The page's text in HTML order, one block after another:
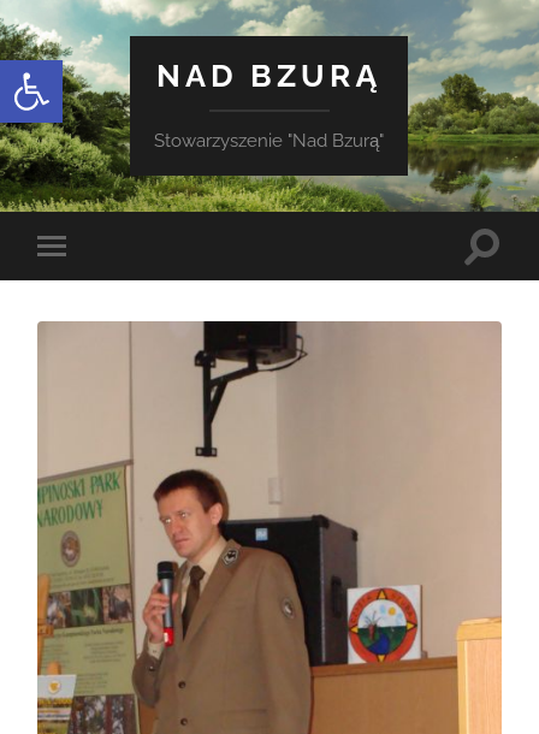
Otwórz pasek narzędzi
NAD BZURĄ
Stowarzyszenie "Nad Bzurą"
Toggle
mobile
Toggle